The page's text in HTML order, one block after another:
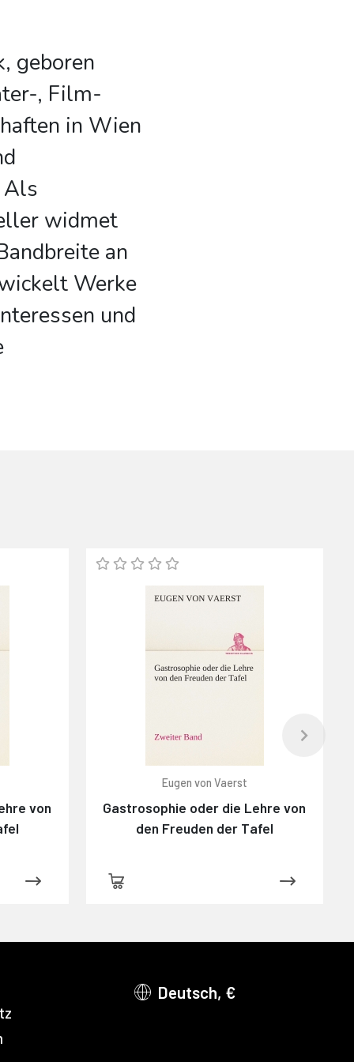
geboren
, Film-
in Wien
Als
widmet
an
Werke
und
von
Eugen von Vaerst
Gastrosophie oder die Lehre von
den Freuden der Tafel
Deutsch, €